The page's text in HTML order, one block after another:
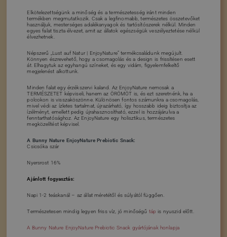
Elkötelezettségünk a minőség és a természetesség iránt minden
termékben megmutatkozik. Csak a legfinomabb, természetes összetevőket
használjuk, mesterséges adalékanyagok és tartósítószerek nélkül. Minden
egyes falat tiszta élvezet, amit az állatok egészségük veszélyeztetése nélkül
élvezhetnek.
Népszerű „Lust auf Natur | EnjoyNature” termékcsaládunk megújult.
Könnyen észrevehető, hogy a csomagolás és a design is frissítésen esett
át. Elhagytuk az egyhangú színeket, és egy vidám, figyelemfelkeltő
megjelenést alkottunk.
Minden falat egy érzékszervi kaland. Az EnjoyNature nemcsak a
TERMÉSZETET képviseli, hanem az ÖRÖMÖT is, és ezt szeretnénk, ha a
polcokon is visszaköszönne. Különösen fontos számunkra a csomagolás,
mivel védi az ízletes tartalmat, újrazárható, így hosszabb ideig biztosítja az
ízélményt, emellett pedig újrahasznosítható, ezzel is hozzájárulva a
fenntarthatósághoz. Az EnjoyNature egy holisztikus, természetes
megközelítést képvisel.
A Bunny Nature EnjoyNature Prebiotic Snack:
Csicsóka szár
Nyersrost 16%
Ajánlott fogyasztás:
Napi 1-2 teáskanál – az állat méretétől és súlyától függően.
Természetesen mindig legyen friss víz, jó minőségű táp is nyuszid előtt.
A Bunny Nature EnjoyNature Prebiotic Snack gyártójának honlapja